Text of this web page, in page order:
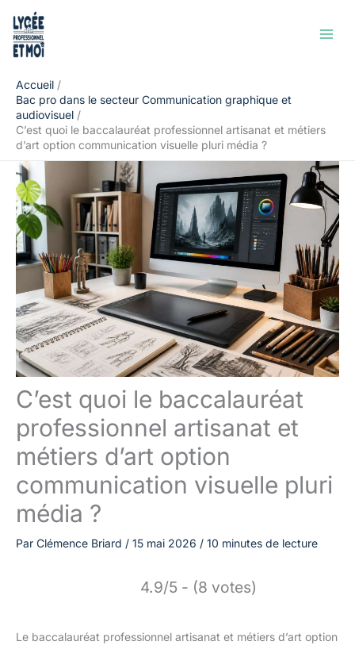
contenu
Accueil
Bac pro dans le secteur Communication graphique et
audiovisuel
C’est quoi le baccalauréat professionnel artisanat et métiers
d’art option communication visuelle pluri média ?
C’est quoi le baccalauréat
professionnel artisanat et
métiers d’art option
communication visuelle pluri
média ?
Par Clémence Briard / 15 mai 2026 / 10 minutes de lecture
4.9/5 - (8 votes)
Le baccalauréat professionnel artisanat et métiers d’art option
Rechercher